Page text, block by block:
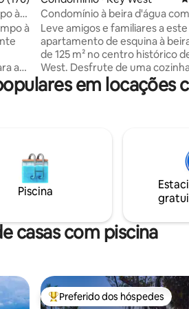
à
à
a
área
Condomínio à beira d'água
piscina perto da Duval St,
de estimação
Leve amigos e familiares a
apartamento de esquina à
de 125 m² no centro histórico
West. Desfrute de uma
completa, espaço de estar em
aberto e uma varanda
perfeita para passeios de barco
Localizada a cerca de 1 milha
Street, do Porto Histórico e da
Hemingway. As comodidades
uma piscina aquecida, área tiki,
elevador e entrada segura.
em locações
Piscina
casas com piscina
Entre os melhores preferidos
Preferido dos hóspedes